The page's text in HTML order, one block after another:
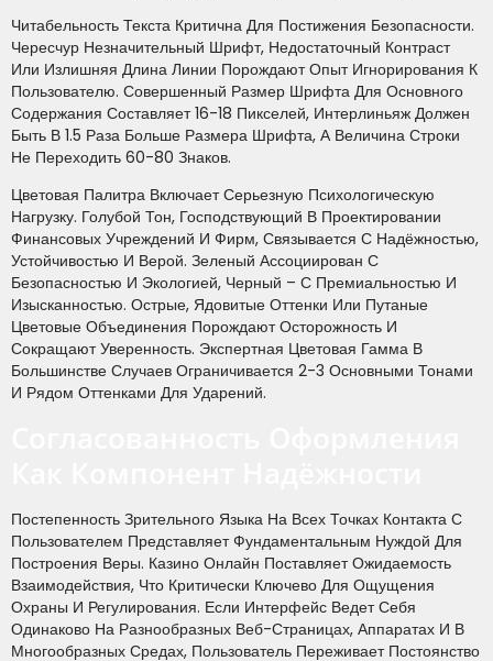
Читабельность Текста Критична Для Постижения Безопасности.
Чересчур Незначительный Шрифт, Недостаточный Контраст
Или Излишняя Длина Линии Порождают Опыт Игнорирования К
Пользователю. Совершенный Размер Шрифта Для Основного
Содержания Составляет 16-18 Пикселей, Интерлиньяж Должен
Быть В 1.5 Раза Больше Размера Шрифта, А Величина Строки
Не Переходить 60-80 Знаков.
Цветовая Палитра Включает Серьезную Психологическую
Нагрузку. Голубой Тон, Господствующий В Проектировании
Финансовых Учреждений И Фирм, Связывается С Надёжностью,
Устойчивостью И Верой. Зеленый Ассоциирован С
Безопасностью И Экологией, Черный – С Премиальностью И
Изысканностью. Острые, Ядовитые Оттенки Или Путаные
Цветовые Объединения Порождают Осторожность И
Сокращают Уверенность. Экспертная Цветовая Гамма В
Большинстве Случаев Ограничивается 2-3 Основными Тонами
И Рядом Оттенками Для Ударений.
Постепенность Зрительного Языка На Всех Точках Контакта С
Пользователем Представляет Фундаментальным Нуждой Для
Построения Веры. Казино Онлайн Поставляет Ожидаемость
Взаимодействия, Что Критически Ключево Для Ощущения
Охраны И Регулирования. Если Интерфейс Ведет Себя
Одинаково На Разнообразных Веб-Страницах, Аппаратах И В
Многообразных Средах, Пользователь Переживает Постоянство